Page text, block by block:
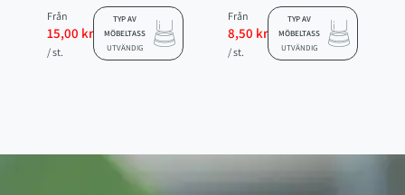
Från
15,00 kr
/ st.
TYP AV
MÖBELTASS
UTVÄNDIG
Från
8,50 kr
/ st.
TYP AV
MÖBELTASS
UTVÄNDIG